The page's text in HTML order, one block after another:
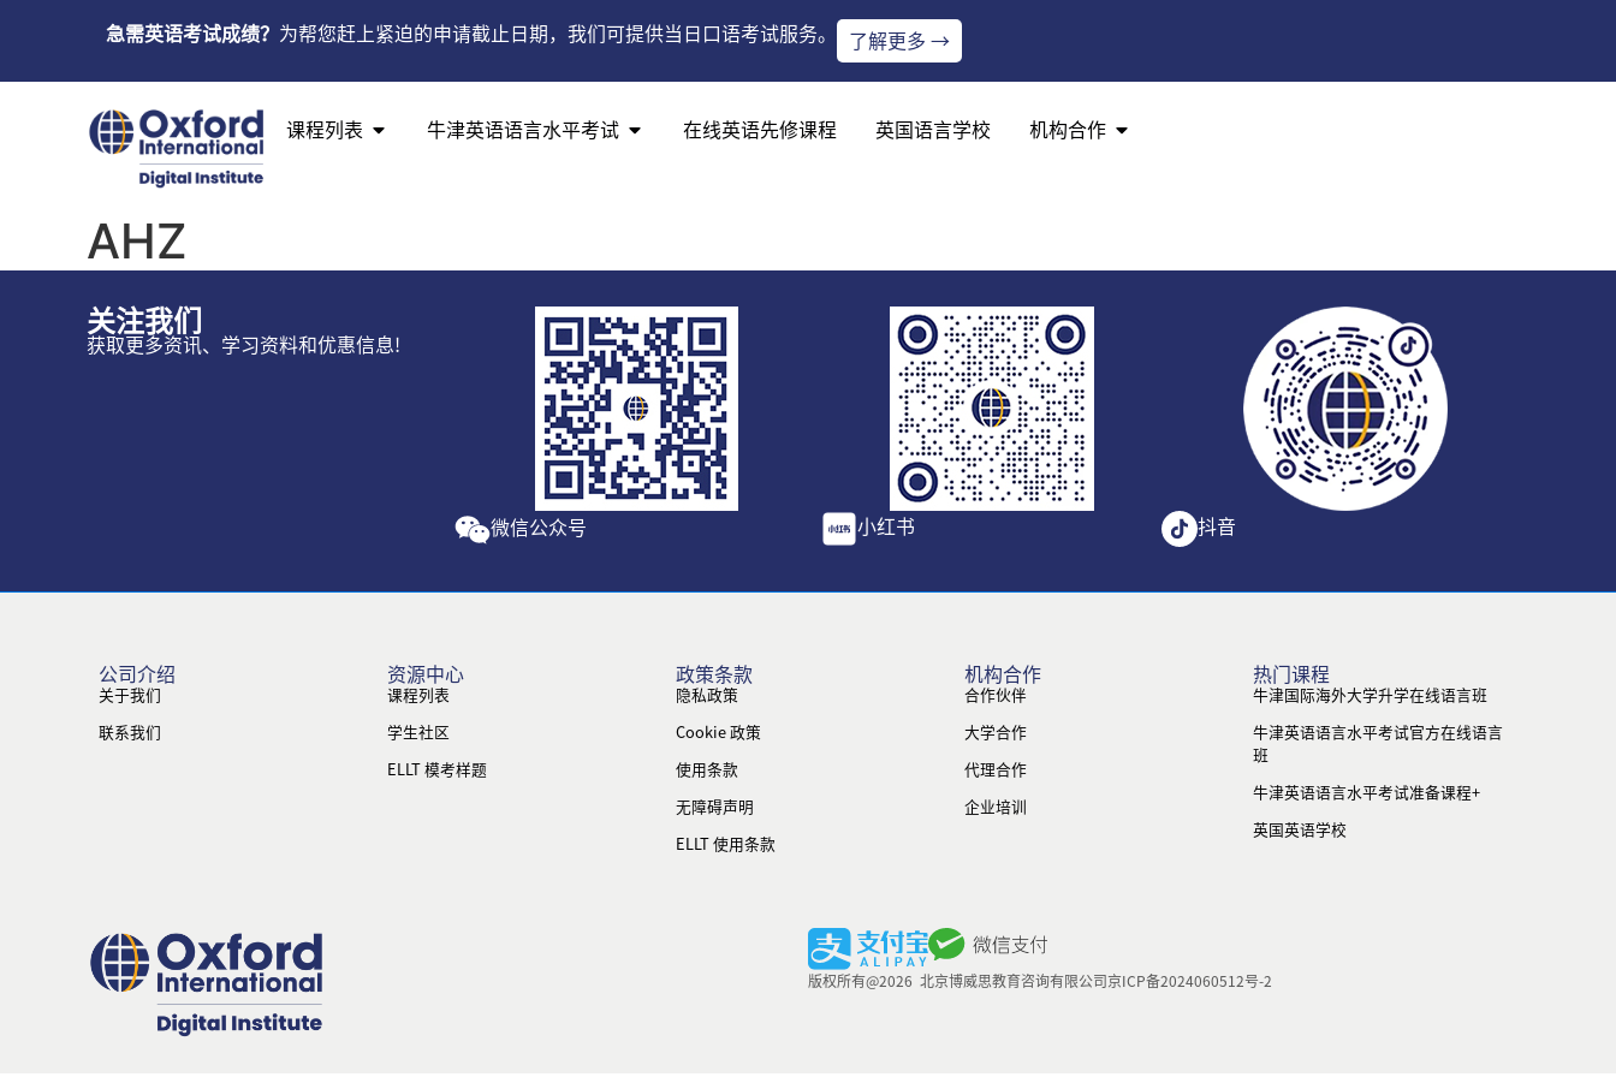
急需英语考试成绩？ 为帮您赶上紧迫的申请截止日期，我们可提供当日口语考试服务。 了解更多 →
课程列表 牛津英语语言水平考试 在线英语先修课程 英国语言学校 机构合作
AHZ
关注我们
获取更多资讯、学习资料和优惠信息!
微信公众号 小红书 抖音
公司介绍
关于我们
联系我们
资源中心
课程列表
学生社区
ELLT 模考样题
政策条款
隐私政策
Cookie 政策
使用条款
无障碍声明
ELLT 使用条款
机构合作
合作伙伴
大学合作
代理合作
企业培训
热门课程
牛津国际海外大学升学在线语言班
牛津英语语言水平考试官方在线语言
班
牛津英语语言水平考试准备课程+
英国英语学校
版权所有@2026 北京博威思教育咨询有限公司京ICP备2024060512号-2